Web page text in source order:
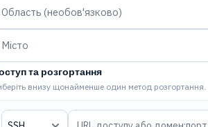
та розгортання
внизу щонайменше один метод розгортання.